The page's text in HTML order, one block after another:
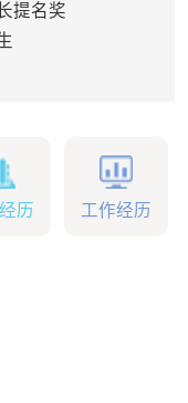
提名奖
历 工作经历